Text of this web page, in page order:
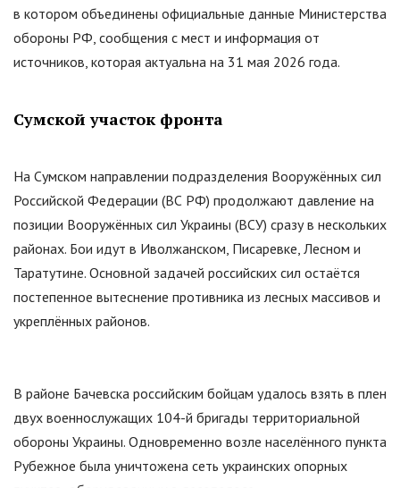
в котором объединены официальные данные Министерства
обороны РФ, сообщения с мест и информация от
источников, которая актуальна на 31 мая 2026 года.
Сумской участок фронта
На Сумском направлении подразделения Вооружённых сил
Российской Федерации (ВС РФ) продолжают давление на
позиции Вооружённых сил Украины (ВСУ) сразу в нескольких
районах. Бои идут в Иволжанском, Писаревке, Лесном и
Таратутине. Основной задачей российских сил остаётся
постепенное вытеснение противника из лесных массивов и
укреплённых районов.
В районе Бачевска российским бойцам удалось взять в плен
двух военнослужащих 104-й бригады территориальной
обороны Украины. Одновременно возле населённого пункта
Рубежное была уничтожена сеть украинских опорных